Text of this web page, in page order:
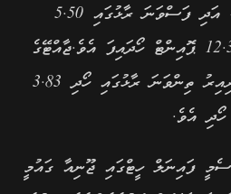
ވަނީ ތިންވަނަ ރާޅުގައި 4.83 އަދި ފަސްވަނަ ރާޅުގައި 5.50
ޕޮއިންޓް ހޯދައިގެން ޖުމްލަ 12.33 ޕޮއިންޓް ހޯދައިފަ އެވެ.ޖާއްޓޭގެ
ފައިނަލް ހީޓްގައި ޖޫނިއާ ގައުމީ